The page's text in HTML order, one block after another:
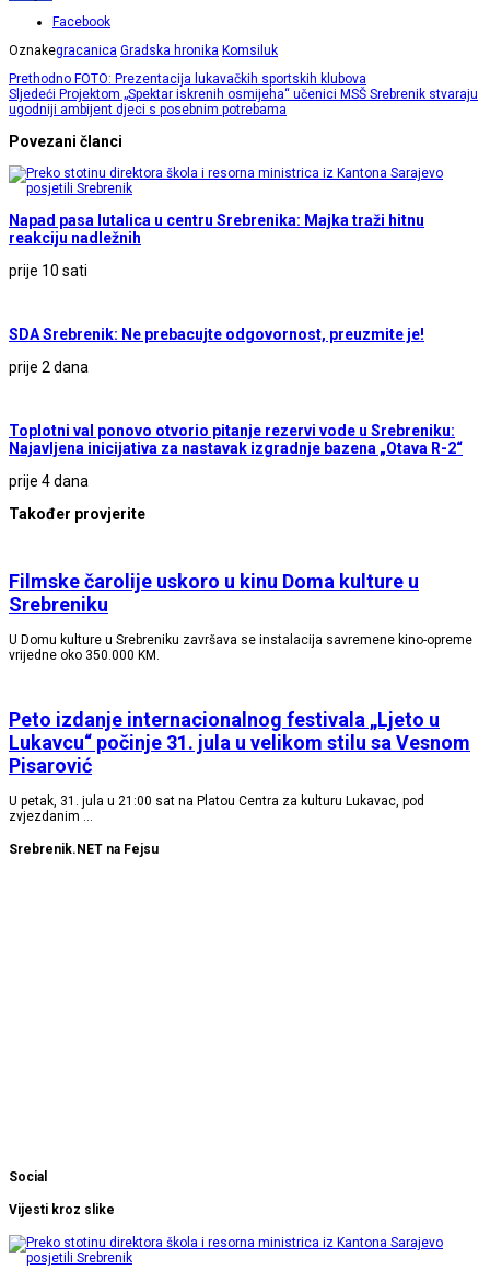
Facebook
Oznakegracanica Gradska hronika Komsiluk
Prethodno FOTO: Prezentacija lukavačkih sportskih klubova
Sljedeći Projektom „Spektar iskrenih osmijeha“ učenici MSŠ Srebrenik stvaraju
ugodniji ambijent djeci s posebnim potrebama
Povezani članci
Napad pasa lutalica u centru Srebrenika: Majka traži hitnu
reakciju nadležnih
prije 10 sati
SDA Srebrenik: Ne prebacujte odgovornost, preuzmite je!
prije 2 dana
Toplotni val ponovo otvorio pitanje rezervi vode u Srebreniku:
Najavljena inicijativa za nastavak izgradnje bazena „Otava R-2“
prije 4 dana
Također provjerite
Filmske čarolije uskoro u kinu Doma kulture u
Srebreniku
U Domu kulture u Srebreniku završava se instalacija savremene kino-opreme
vrijedne oko 350.000 KM.
Peto izdanje internacionalnog festivala „Ljeto u
Lukavcu“ počinje 31. jula u velikom stilu sa Vesnom
Pisarović
U petak, 31. jula u 21:00 sat na Platou Centra za kulturu Lukavac, pod
zvjezdanim …
Srebrenik.NET na Fejsu
Social
Vijesti kroz slike